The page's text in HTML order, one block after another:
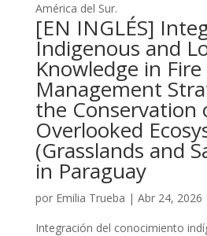
América del Sur.
[EN INGLÉS]
Indigenous and
Knowledge in Fire
Management
the Conservation
Overlooked
(Grasslands and
in Paraguay
por Emilia Trueba | Abr 24, 2026
Integración del conocimiento